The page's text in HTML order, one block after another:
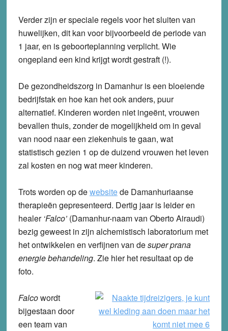
Verder zijn er speciale regels voor het sluiten van
huwelijken, dit kan voor bijvoorbeeld de periode van
1 jaar, en is geboorteplanning verplicht. Wie
ongepland een kind krijgt wordt gestraft (!).
De gezondheidszorg in Damanhur is een bloeiende
bedrijfstak en hoe kan het ook anders, puur
alternatief. Kinderen worden niet ingeënt, vrouwen
bevallen thuis, zonder de mogelijkheid om in geval
van nood naar een ziekenhuis te gaan, wat
statistisch gezien 1 op de duizend vrouwen het leven
zal kosten en nog wat meer kinderen.
Trots worden op dewebsitede Damanhuriaanse
therapieën gepresenteerd. Dertig jaar is leider en
healer ‘Falco’(Damanhur-naam van Oberto Airaudi)
bezig geweest in zijn alchemistisch laboratorium met
het ontwikkelen en verfijnen van desuper prana
energie behandeling. Zie hier het resultaat op de
foto.
Falcowordt
bijgestaan door
een team van